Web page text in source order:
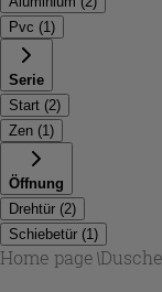
Pvc (1)
Serie
Start (2)
Zen (1)
Öffnung
Drehtür (2)
Schiebetür (1)
Home page\